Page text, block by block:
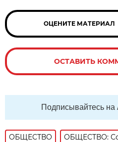
ОЦЕНИТЕ МАТЕРИАЛ
ОСТАВИТЬ
Подписывайтесь
ОБЩЕСТВО ОБЩЕСТВО: